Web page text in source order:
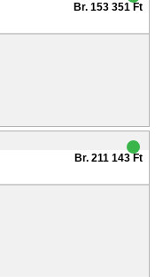
Br. 153 351 Ft
Br. 211 143 Ft